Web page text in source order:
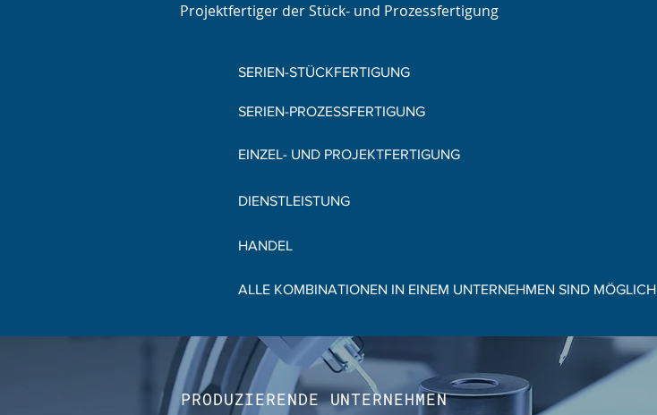
Projektfertiger der Stück- und Prozessfertigung
SERIEN-STÜCKFERTIGUNG
SERIEN-PROZESSFERTIGUNG
EINZEL- UND PROJEKTFERTIGUNG
DIENSTLEISTUNG
HANDEL
ALLE KOMBINATIONEN IN EINEM UNTERNEHMEN SIND MÖGLICH
PRODUZIERENDE UNTERNEHMEN